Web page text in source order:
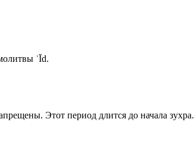
ʿĪd.
Этот период длится до начала зухра.